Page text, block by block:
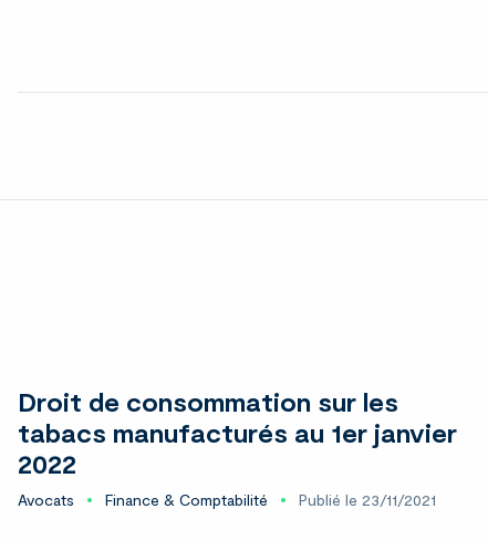
Droit de consommation sur les
tabacs manufacturés au 1er janvier
2022
Avocats Finance & Comptabilité Publié le 23/11/2021